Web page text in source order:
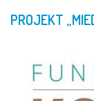
PROJEKT